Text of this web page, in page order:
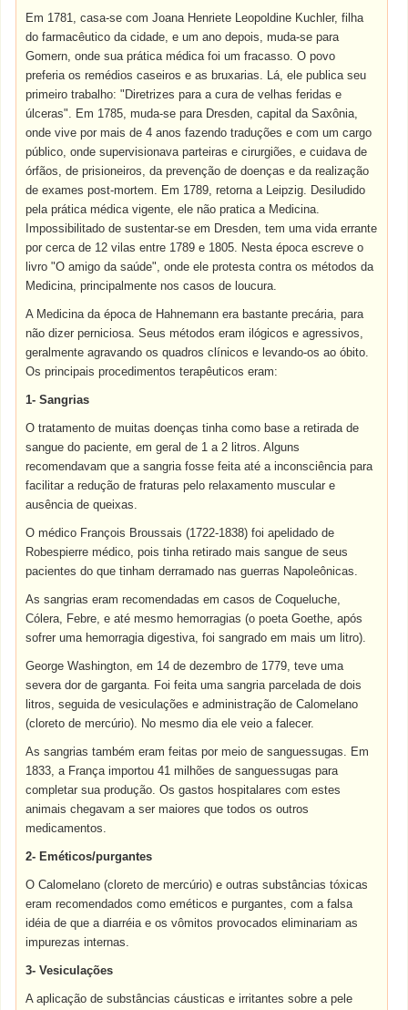
Em 1781, casa-se com Joana Henriete Leopoldine Kuchler, filha
do farmacêutico da cidade, e um ano depois, muda-se para
Gomern, onde sua prática médica foi um fracasso. O povo
preferia os remédios caseiros e as bruxarias. Lá, ele publica seu
primeiro trabalho: "Diretrizes para a cura de velhas feridas e
úlceras". Em 1785, muda-se para Dresden, capital da Saxônia,
onde vive por mais de 4 anos fazendo traduções e com um cargo
público, onde supervisionava parteiras e cirurgiões, e cuidava de
órfãos, de prisioneiros, da prevenção de doenças e da realização
de exames post-mortem. Em 1789, retorna a Leipzig. Desiludido
pela prática médica vigente, ele não pratica a Medicina.
Impossibilitado de sustentar-se em Dresden, tem uma vida errante
por cerca de 12 vilas entre 1789 e 1805. Nesta época escreve o
livro "O amigo da saúde", onde ele protesta contra os métodos da
Medicina, principalmente nos casos de loucura.
A Medicina da época de Hahnemann era bastante precária, para
não dizer perniciosa. Seus métodos eram ilógicos e agressivos,
geralmente agravando os quadros clínicos e levando-os ao óbito.
Os principais procedimentos terapêuticos eram:
1- Sangrias
O tratamento de muitas doenças tinha como base a retirada de
sangue do paciente, em geral de 1 a 2 litros. Alguns
recomendavam que a sangria fosse feita até a inconsciência para
facilitar a redução de fraturas pelo relaxamento muscular e
ausência de queixas.
O médico François Broussais (1722-1838) foi apelidado de
Robespierre médico, pois tinha retirado mais sangue de seus
pacientes do que tinham derramado nas guerras Napoleônicas.
As sangrias eram recomendadas em casos de Coqueluche,
Cólera, Febre, e até mesmo hemorragias (o poeta Goethe, após
sofrer uma hemorragia digestiva, foi sangrado em mais um litro).
George Washington, em 14 de dezembro de 1779, teve uma
severa dor de garganta. Foi feita uma sangria parcelada de dois
litros, seguida de vesiculações e administração de Calomelano
(cloreto de mercúrio). No mesmo dia ele veio a falecer.
As sangrias também eram feitas por meio de sanguessugas. Em
1833, a França importou 41 milhões de sanguessugas para
completar sua produção. Os gastos hospitalares com estes
animais chegavam a ser maiores que todos os outros
medicamentos.
2- Eméticos/purgantes
O Calomelano (cloreto de mercúrio) e outras substâncias tóxicas
eram recomendados como eméticos e purgantes, com a falsa
idéia de que a diarréia e os vômitos provocados eliminariam as
impurezas internas.
3- Vesiculações
A aplicação de substâncias cáusticas e irritantes sobre a pele